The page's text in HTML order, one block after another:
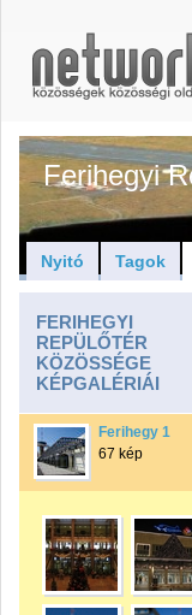
Ferihegyi
Nyitó Tagok
FERIHEGYI
REPÜLŐTÉR
KÖZÖSSÉGE
KÉPGALÉRIÁI
Ferihegy 1
67 kép